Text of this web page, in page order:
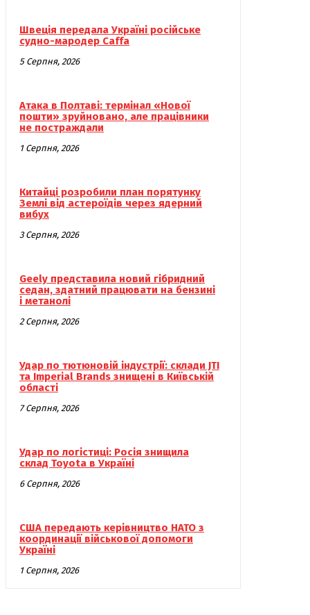
Швеція передала Україні російське
судно-мародер Caffa
5 Серпня, 2026
Атака в Полтаві: термінал «Нової
пошти» зруйновано, але працівники
не постраждали
1 Серпня, 2026
Китайці розробили план порятунку
Землі від астероїдів через ядерний
вибух
3 Серпня, 2026
Geely представила новий гібридний
седан, здатний працювати на бензині
і метанолі
2 Серпня, 2026
Удар по тютюновій індустрії: склади JTI
та Imperial Brands знищені в Київській
області
7 Серпня, 2026
Удар по логістиці: Росія знищила
склад Toyota в Україні
6 Серпня, 2026
США передають керівництво НАТО з
координації військової допомоги
Україні
1 Серпня, 2026